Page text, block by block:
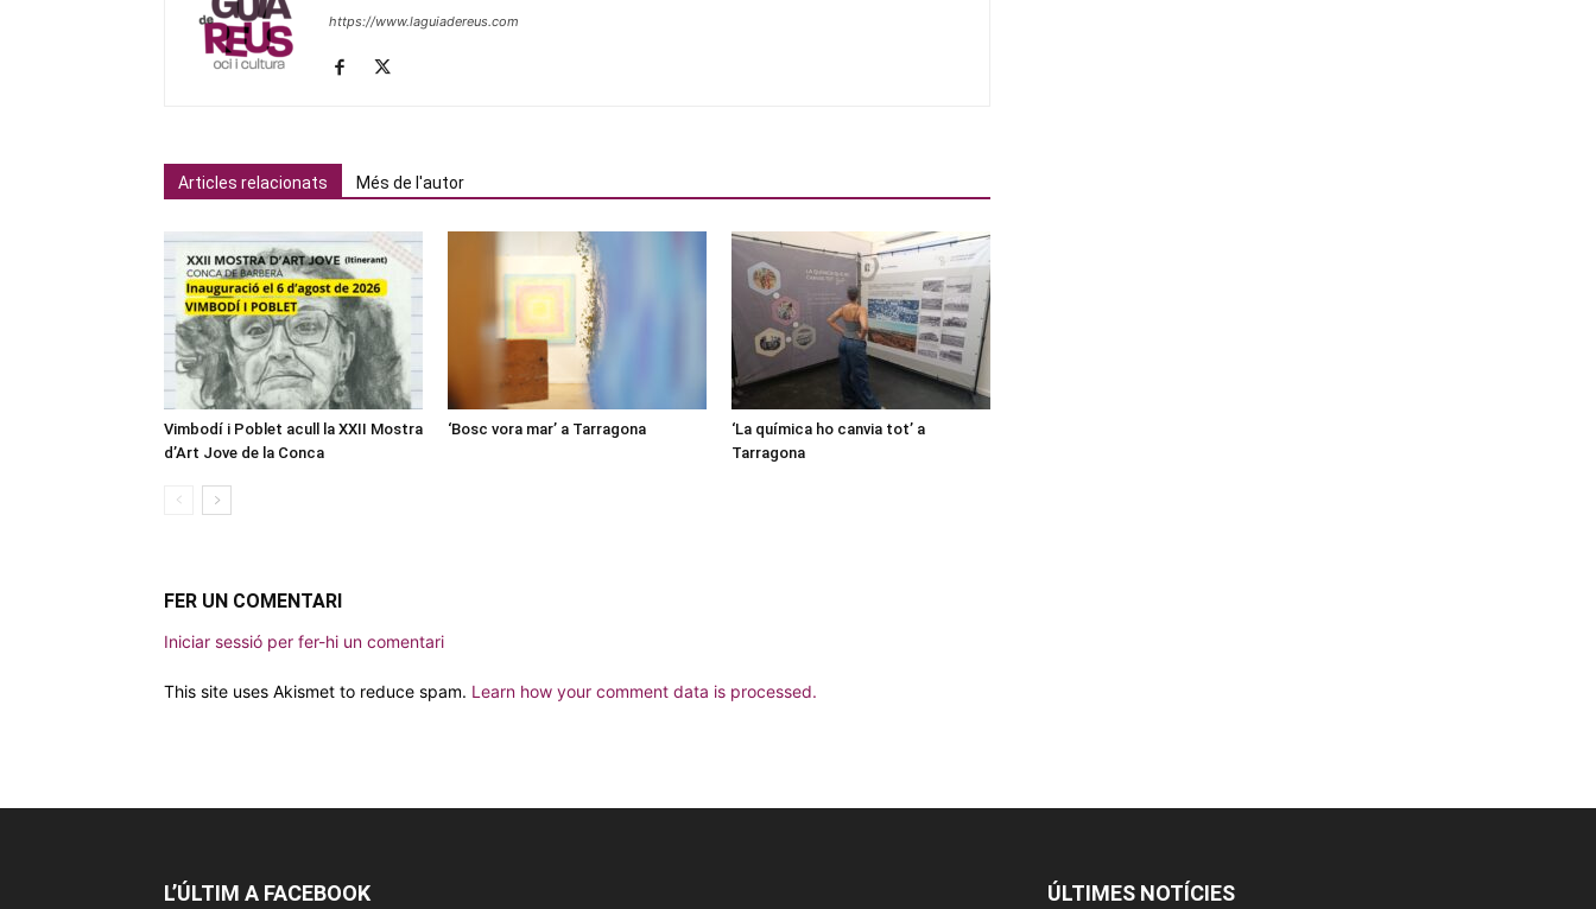
https://www.laguiadereus.com
Articles relacionats Més de l'autor
Vimbodí i Poblet acull la XXII Mostra
d’Art Jove de la Conca
‘Bosc vora mar’ a Tarragona
‘La química ho canvia tot’ a
Tarragona
FER UN COMENTARI
Iniciar sessió per fer-hi un comentari
This site uses Akismet to reduce spam. Learn how your comment data is processed.
L’ÚLTIM A FACEBOOK ÚLTIMES NOTÍCIES